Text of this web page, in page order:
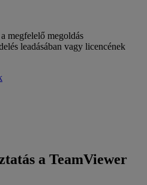
megfelelő megoldás
leadásában vagy licencének
a TeamViewer